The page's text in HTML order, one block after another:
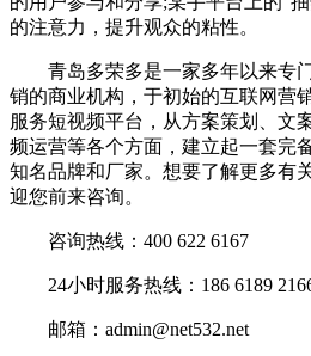
的注意力，提升观众的粘性。
青岛多荣多是一家多年以来专
销的商业机构，于初始的互联网营
服务短视频平台，从方案策划、文
频运营等各个方面，建立起一套完
知名品牌和厂家。想要了解更多有
迎您前来咨询。
咨询热线：400 622 6167
24小时服务热线：186 6189
邮箱：admin@net532.net